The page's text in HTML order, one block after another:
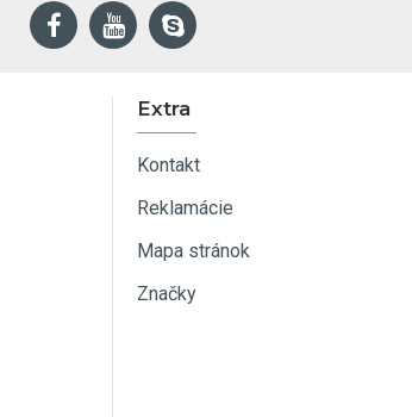
Extra
Kontakt
Reklamácie
Mapa stránok
Značky